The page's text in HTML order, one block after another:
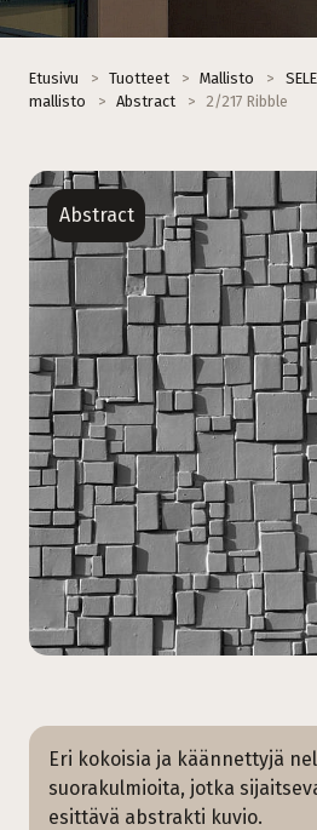
Etusivu > Tuotteet > Mallisto >
mallisto
> Abstract > 2/217 Ribble
Abstract
Eri kokoisia ja käännettyjä
suorakulmioita, jotka
esittävä abstrakti kuvio.